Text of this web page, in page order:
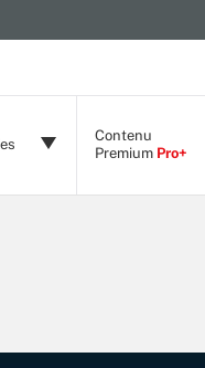
Contenu
Premium Pro+